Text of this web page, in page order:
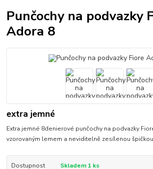
Punčochy na podvazky
Adora 8
extra jemné
Extra jemné 8denierové punčochy na podvazky
vzorovaným lemem a neviditelně zesílenou
Dostupnost
Skladem 1 ks